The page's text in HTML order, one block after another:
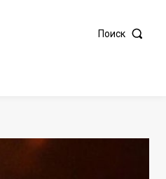
Поиск